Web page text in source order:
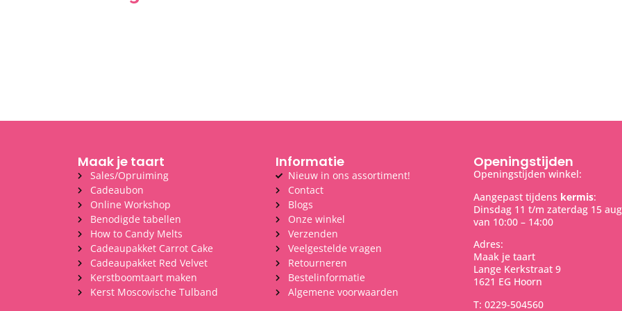
Maak je taart
Sales/Opruiming
Cadeaubon
Online Workshop
Benodigde tabellen
How to Candy Melts
Cadeaupakket Carrot Cake
Cadeaupakket Red Velvet
Kerstboomtaart maken
Kerst Moscovische Tulband
Informatie
Nieuw in ons assortiment!
Contact
Blogs
Onze winkel
Verzenden
Veelgestelde vragen
Retourneren
Bestelinformatie
Algemene voorwaarden
Openingstijden
Openingstijden winkel:
Aangepast tijdens kermis:
Dinsdag 11 t/m zaterdag 15
van 10:00 – 14:00
Adres:
Maak je taart
Lange Kerkstraat 9
1621 EG Hoorn
T: 0229-504560